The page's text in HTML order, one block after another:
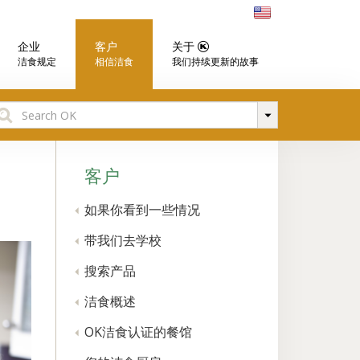
企业
洁食规定
客户
相信洁食
关于
我们持续更新的故事
客户
如果你看到一些情况
带我们去学校
搜索产品
洁食概述
OK洁食认证的餐馆